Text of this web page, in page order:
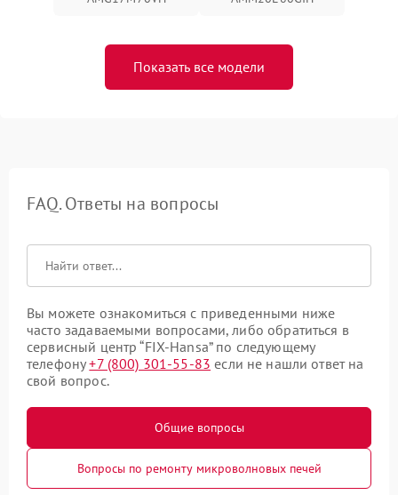
Показать все модели
FAQ. Ответы на вопросы
Вы можете ознакомиться с приведенными ниже
часто задаваемыми вопросами, либо обратиться в
сервисный центр “FIX-Hansa” по следующему
телефону+7 (800) 301-55-83 если не нашли ответ на
свой вопрос.
Общие вопросы
Вопросы по ремонту микроволновых печей